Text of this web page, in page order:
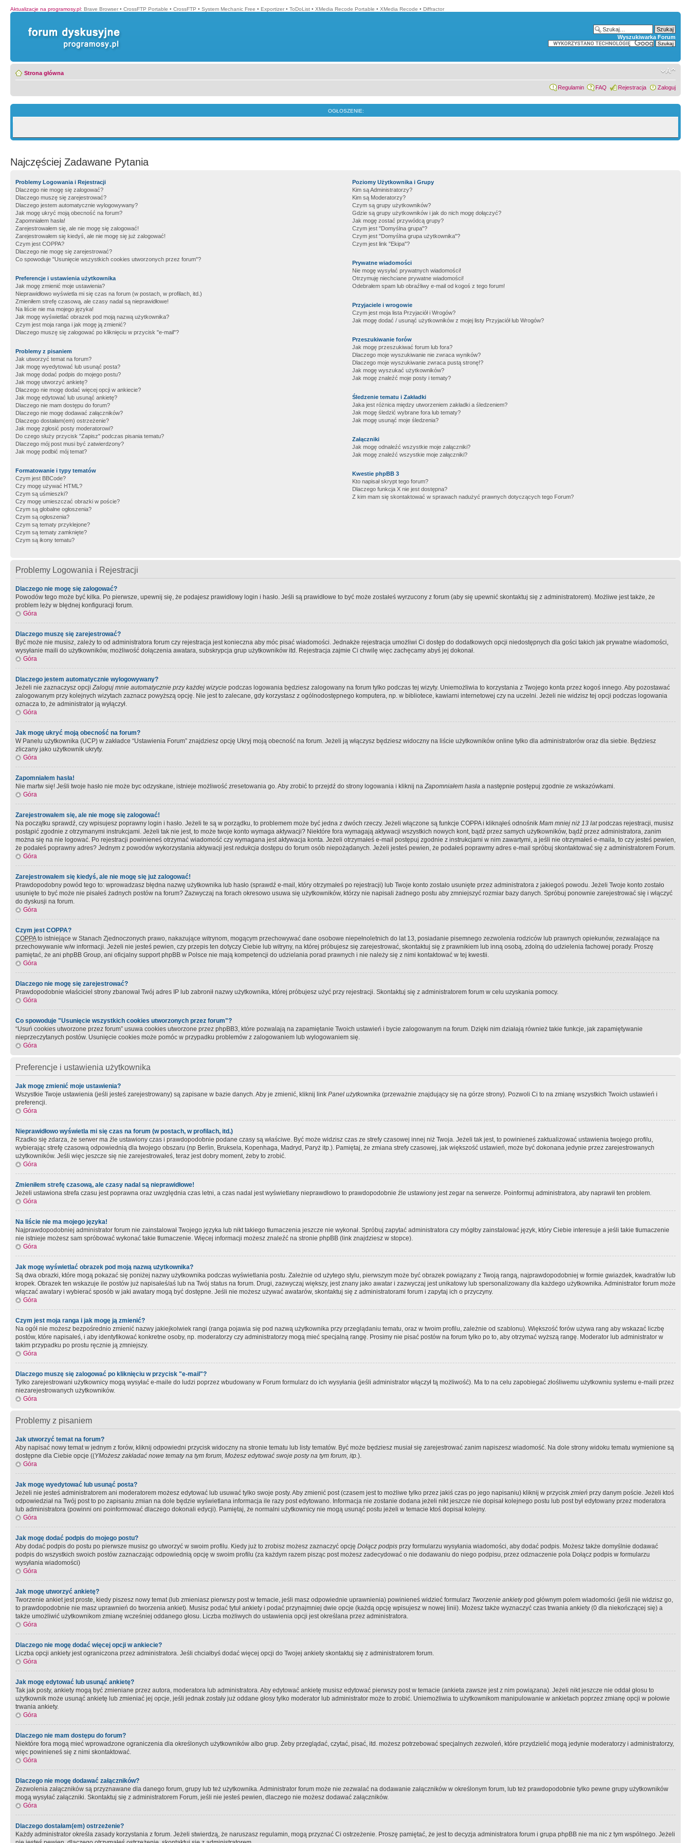
Aktualizacje na programosy.pl: Brave Browser • CrossFTP Portable • CrossFTP • System Mechanic Free • Exportizer • ToDoList • XMedia Recode Portable • XMedia Recode • Diffractor
Wyszukiwarka Forum
Strona główna
Regulamin FAQ Rejestracja Zaloguj
OGŁOSZENIE:
Najczęściej Zadawane Pytania
Problemy Logowania i Rejestracji
Dlaczego nie mogę się zalogować?
Dlaczego muszę się zarejestrować?
Dlaczego jestem automatycznie wylogowywany?
Jak mogę ukryć moją obecność na forum?
Zapomniałem hasła!
Zarejestrowałem się, ale nie mogę się zalogować!
Zarejestrowałem się kiedyś, ale nie mogę się już zalogować!
Czym jest COPPA?
Dlaczego nie mogę się zarejestrować?
Co spowoduje "Usunięcie wszystkich cookies utworzonych przez forum"?
Preferencje i ustawienia użytkownika
Jak mogę zmienić moje ustawienia?
Nieprawidłowo wyświetla mi się czas na forum (w postach, w profilach, itd.)
Zmieniłem strefę czasową, ale czasy nadal są nieprawidłowe!
Na liście nie ma mojego języka!
Jak mogę wyświetlać obrazek pod moją nazwą użytkownika?
Czym jest moja ranga i jak mogę ją zmienić?
Dlaczego muszę się zalogować po kliknięciu w przycisk "e-mail"?
Problemy z pisaniem
Jak utworzyć temat na forum?
Jak mogę wyedytować lub usunąć posta?
Jak mogę dodać podpis do mojego postu?
Jak mogę utworzyć ankietę?
Dlaczego nie mogę dodać więcej opcji w ankiecie?
Jak mogę edytować lub usunąć ankietę?
Dlaczego nie mam dostępu do forum?
Dlaczego nie mogę dodawać załączników?
Dlaczego dostałam(em) ostrzeżenie?
Jak mogę zgłosić posty moderatorowi?
Do czego służy przycisk "Zapisz" podczas pisania tematu?
Dlaczego mój post musi być zatwierdzony?
Jak mogę podbić mój temat?
Formatowanie i typy tematów
Czym jest BBCode?
Czy mogę używać HTML?
Czym są uśmieszki?
Czy mogę umieszczać obrazki w poście?
Czym są globalne ogłoszenia?
Czym są ogłoszenia?
Czym są tematy przyklejone?
Czym są tematy zamknięte?
Czym są ikony tematu?
Poziomy Użytkownika i Grupy
Kim są Administratorzy?
Kim są Moderatorzy?
Czym są grupy użytkowników?
Gdzie są grupy użytkowników i jak do nich mogę dołączyć?
Jak mogę zostać przywódcą grupy?
Czym jest "Domyślna grupa"?
Czym jest "Domyślna grupa użytkownika"?
Czym jest link "Ekipa"?
Prywatne wiadomości
Nie mogę wysyłać prywatnych wiadomości!
Otrzymuję niechciane prywatne wiadomości!
Odebrałem spam lub obraźliwy e-mail od kogoś z tego forum!
Przyjaciele i wrogowie
Czym jest moja lista Przyjaciół i Wrogów?
Jak mogę dodać / usunąć użytkowników z mojej listy Przyjaciół lub Wrogów?
Przeszukiwanie forów
Jak mogę przeszukiwać forum lub fora?
Dlaczego moje wyszukiwanie nie zwraca wyników?
Dlaczego moje wyszukiwanie zwraca pustą stronę!?
Jak mogę wyszukać użytkowników?
Jak mogę znaleźć moje posty i tematy?
Śledzenie tematu i Zakładki
Jaka jest różnica między utworzeniem zakładki a śledzeniem?
Jak mogę śledzić wybrane fora lub tematy?
Jak mogę usunąć moje śledzenia?
Załączniki
Jak mogę odnaleźć wszystkie moje załączniki?
Jak mogę znaleźć wszystkie moje załączniki?
Kwestie phpBB 3
Kto napisał skrypt tego forum?
Dlaczego funkcja X nie jest dostępna?
Z kim mam się skontaktować w sprawach nadużyć prawnych dotyczących tego Forum?
Problemy Logowania i Rejestracji
Dlaczego nie mogę się zalogować?
Powodów tego może być kilka. Po pierwsze, upewnij się, że podajesz prawidłowy login i hasło. Jeśli są prawidłowe to być może zostałeś wyrzucony z forum (aby się upewnić skontaktuj się z administratorem). Możliwe jest także, że
problem leży w błędnej konfiguracji forum.
Góra
Dlaczego muszę się zarejestrować?
Być może nie musisz, zależy to od administratora forum czy rejestracja jest konieczna aby móc pisać wiadomości. Jednakże rejestracja umożliwi Ci dostęp do dodatkowych opcji niedostępnych dla gości takich jak prywatne wiadomości,
wysyłanie maili do użytkowników, możliwość dołączenia awatara, subskrypcja grup użytkowników itd. Rejestracja zajmie Ci chwilę więc zachęcamy abyś jej dokonał.
Góra
Dlaczego jestem automatycznie wylogowywany?
Jeżeli nie zaznaczysz opcjiZaloguj mnie automatycznie przy każdej wizycie podczas logowania będziesz zalogowany na forum tylko podczas tej wizyty. Uniemożliwia to korzystania z Twojego konta przez kogoś innego. Aby pozostawać
zalogowanym przy kolejnych wizytach zaznacz powyższą opcję. Nie jest to zalecane, gdy korzystasz z ogólnodostępnego komputera, np. w bibliotece, kawiarni internetowej czy na uczelni. Jeżeli nie widzisz tej opcji podczas logowania
oznacza to, że administrator ją wyłączył.
Góra
Jak mogę ukryć moją obecność na forum?
W Panelu użytkownika (UCP) w zakładce “Ustawienia Forum” znajdziesz opcję Ukryj moją obecność na forum. Jeżeli ją włączysz będziesz widoczny na liście użytkowników online tylko dla administratorów oraz dla siebie. Będziesz
zliczany jako użytkownik ukryty.
Góra
Zapomniałem hasła!
Nie martw się! Jeśli twoje hasło nie może byc odzyskane, istnieje możliwość zresetowania go. Aby zrobić to przejdź do strony logowania i kliknij naZapomniałem hasła a następnie postępuj zgodnie ze wskazówkami.
Góra
Zarejestrowałem się, ale nie mogę się zalogować!
Na początku sprawdź, czy wpisujesz poprawny login i hasło. Jeżeli te są w porządku, to problemem może być jedna z dwóch rzeczy. Jeżeli włączone są funkcje COPPA i kliknąłeś odnośnik Mam mniej niż 13 latpodczas rejestracji, musisz
postąpić zgodnie z otrzymanymi instrukcjami. Jeżeli tak nie jest, to może twoje konto wymaga aktywacji? Niektóre fora wymagają aktywacji wszystkich nowych kont, bądź przez samych użytkowników, bądź przez administratora, zanim
można się na nie logować. Po rejestracji powinieneś otrzymać wiadomość czy wymagana jest aktywacja konta. Jeżeli otrzymałeś e-mail postępuj zgodnie z instrukcjami w nim zawartymi, a jeśli nie otrzymałeś e-maila, to czy jesteś pewien,
że podałeś poprawny adres? Jednym z powodów wykorzystania aktywacji jestredukcja dostępu do forum osób niepożądanych. Jeżeli jesteś pewien, że podałeś poprawmy adres e-mail spróbuj skontaktować się z administratorem Forum.
Góra
Zarejestrowałem się kiedyś, ale nie mogę się już zalogować!
Prawdopodobny powód tego to: wprowadzasz błędna nazwę użytkownika lub hasło (sprawdź e-mail, który otrzymałeś po rejestracji) lub Twoje konto zostało usunięte przez administratora z jakiegoś powodu. Jeżeli Twoje konto zostało
usunięte to być może nie pisałeś żadnych postów na forum? Zazwyczaj na forach okresowo usuwa się użytkowników, którzy nie napisali żadnego postu aby zmniejszyć rozmiar bazy danych. Spróbuj ponownie zarejestrować się i włączyć
do dyskusji na forum.
Góra
Czym jest COPPA?
COPPAto istniejące w Stanach Zjednoczonych prawo, nakazujące witrynom, mogącym przechowywać dane osobowe niepełnoletnich do lat 13, posiadanie pisemnego zezwolenia rodziców lub prawnych opiekunów, zezwalające na
przechowywanie w/w informacji. Jeżeli nie jesteś pewien, czy przepis ten dotyczy Ciebie lub witryny, na której próbujesz się zarejestrować, skontaktuj się z prawnikiem lub inną osobą, zdolną do udzielenia fachowej porady. Proszę
pamiętać, że ani phpBB Group, ani oficjalny support phpBB w Polsce nie mają kompetencji do udzielania porad prawnych i nie należy się z nimi kontaktować w tej kwestii.
Góra
Dlaczego nie mogę się zarejestrować?
Prawdopodobnie właściciel strony zbanował Twój adres IP lub zabronił nazwy użytkownika, której próbujesz użyć przy rejestracji. Skontaktuj się z administratorem forum w celu uzyskania pomocy.
Góra
Co spowoduje "Usunięcie wszystkich cookies utworzonych przez forum"?
“Usuń cookies utworzone przez forum” usuwa cookies utworzone przez phpBB3, które pozwalają na zapamiętanie Twoich ustawień i bycie zalogowanym na forum. Dzięki nim działają również takie funkcje, jak zapamiętywanie
nieprzeczytanych postów. Usunięcie cookies może pomóc w przypadku problemów z zalogowaniem lub wylogowaniem się.
Góra
Preferencje i ustawienia użytkownika
Jak mogę zmienić moje ustawienia?
Wszystkie Twoje ustawienia (jeśli jesteś zarejestrowany) są zapisane w bazie danych. Aby je zmienić, kliknij link Panel użytkownika (przeważnie znajdujący się na górze strony). Pozwoli Ci to na zmianę wszystkich Twoich ustawień i
preferencji.
Góra
Nieprawidłowo wyświetla mi się czas na forum (w postach, w profilach, itd.)
Rzadko się zdarza, że serwer ma źle ustawiony czas i prawdopodobnie podane czasy są właściwe. Być może widzisz czas ze strefy czasowej innej niż Twoja. Jeżeli tak jest, to powinieneś zaktualizować ustawienia twojego profilu,
wybierając strefę czasową odpowiednią dla twojego obszaru (np Berlin, Bruksela, Kopenhaga, Madryd, Paryż itp.). Pamiętaj, że zmiana strefy czasowej, jak większość ustawień, może być dokonana jedynie przez zarejestrowanych
użytkowników. Jeśli więc jeszcze się nie zarejestrowałeś, teraz jest dobry moment, żeby to zrobić.
Góra
Zmieniłem strefę czasową, ale czasy nadal są nieprawidłowe!
Jeżeli ustawiona strefa czasu jest poprawna oraz uwzględnia czas letni, a czas nadal jest wyświetlany nieprawdłowo to prawdopodobnie źle ustawiony jest zegar na serwerze. Poinformuj administratora, aby naprawił ten problem.
Góra
Na liście nie ma mojego języka!
Najprawdopodobniej administrator forum nie zainstalował Twojego języka lub nikt takiego tłumaczenia jeszcze nie wykonał. Spróbuj zapytać administratora czy mógłby zainstalować język, który Ciebie interesuje a jeśli takie tłumaczenie
nie istnieje możesz sam spróbować wykonać takie tłumaczenie. Więcej informacji możesz znaleźć na stronie phpBB (link znajdziesz w stopce).
Góra
Jak mogę wyświetlać obrazek pod moją nazwą użytkownika?
Są dwa obrazki, które mogą pokazać się poniżej nazwy użytkownika podczas wyświetlania postu. Zależnie od użytego stylu, pierwszym może być obrazek powiązany z Twoją rangą, najprawdopodobniej w formie gwiazdek, kwadratów lub
kropek. Obrazek ten wskazuje ile postów już napisałeś/aś lub na Twój status na forum. Drugi, zazwyczaj większy, jest znany jako awatar i zazwyczaj jest unikatowy lub spersonalizowany dla każdego użytkownika. Administrator forum może
włączać awatary i wybierać sposób w jaki awatary mogą być dostępne. Jeśli nie możesz używać awatarów, skontaktuj się z administratorami forum i zapytaj ich o przyczyny.
Góra
Czym jest moja ranga i jak mogę ją zmienić?
Na ogół nie możesz bezpośrednio zmienić nazwy jakiejkolwiek rangi (ranga pojawia się pod nazwą użytkownika przy przeglądaniu tematu, oraz w twoim profilu, zależnie od szablonu). Większość forów używa rang aby wskazać liczbę
postów, które napisałeś, i aby identyfikować konkretne osoby, np. moderatorzy czy administratorzy mogą mieć specjalną rangę. Prosimy nie pisać postów na forum tylko po to, aby otrzymać wyższą rangę. Moderator lub administrator w
takim przypadku po prostu ręcznie ją zmniejszy.
Góra
Dlaczego muszę się zalogować po kliknięciu w przycisk "e-mail"?
Tylko zarejestrowani użytkownicy mogą wysyłać e-maile do ludzi poprzez wbudowany w Forum formularz do ich wysyłania (jeśli administrator włączył tą możliwość). Ma to na celu zapobiegać złośliwemu użytkowniu systemu e-maili przez
niezarejestrowanych użytkowników.
Góra
Problemy z pisaniem
Jak utworzyć temat na forum?
Aby napisać nowy temat w jednym z forów, kliknij odpowiedni przycisk widoczny na stronie tematu lub listy tematów. Być może będziesz musiał się zarejestrować zanim napiszesz wiadomość. Na dole strony widoku tematu wymienione są
dostępne dla Ciebie opcje ((YMożesz zakładać nowe tematy na tym forum, Możesz edytować swoje posty na tym forum, itp.).
Góra
Jak mogę wyedytować lub usunąć posta?
Jeżeli nie jesteś administratorem ani moderatorem możesz edytować lub usuwać tylko swoje posty. Aby zmienić post (czasem jest to możliwe tylko przez jakiś czas po jego napisaniu) kliknij w przycisk zmień przy danym poście. Jeżeli ktoś
odpowiedział na Twój post to po zapisaniu zmian na dole będzie wyświetlana informacja ile razy post edytowano. Informacja nie zostanie dodana jeżeli nikt jeszcze nie dopisał kolejnego postu lub post był edytowany przez moderatora
lub administratora (powinni oni poinformować dlaczego dokonali edycji). Pamiętaj, że normalni użytkownicy nie mogą usunąć postu jeżeli w temacie ktoś dopisał kolejny.
Góra
Jak mogę dodać podpis do mojego postu?
Aby dodać podpis do postu po pierwsze musisz go utworzyć w swoim profilu. Kiedy już to zrobisz możesz zaznaczyć opcję Dołącz podpis przy formularzu wysyłania wiadomości, aby dodać podpis. Możesz także domyślnie dodawać
podpis do wszystkich swoich postów zaznaczając odpowiednią opcję w swoim profilu (za każdym razem pisząc post możesz zadecydować o nie dodawaniu do niego podpisu, przez odznaczenie pola Dołącz podpis w formularzu
wysyłania wiadomości)
Góra
Jak mogę utworzyć ankietę?
Tworzenie ankiet jest proste, kiedy piszesz nowy temat (lub zmieniasz pierwszy post w temacie, jeśli masz odpowiednie uprawnienia) powinieneś widzieć formularz Tworzenie ankietypod głównym polem wiadomości (jeśli nie widzisz go,
to prawdopodobnie nie masz uprawnień do tworzenia ankiet). Musisz podać tytuł ankiety i podać przynajmniej dwie opcje (każdą opcję wpisujesz w nowej linii). Możesz także wyznaczyć czas trwania ankiety (0 dla niekończącej się) a
także umożliwić użytkownikom zmianę wcześniej oddanego głosu. Liczba możliwych do ustawienia opcji jest określana przez administratora.
Góra
Dlaczego nie mogę dodać więcej opcji w ankiecie?
Liczba opcji ankiety jest ograniczona przez administratora. Jeśli chciałbyś dodać więcej opcji do Twojej ankiety skontaktuj się z administratorem forum.
Góra
Jak mogę edytować lub usunąć ankietę?
Tak jak posty, ankiety mogą być zmieniane przez autora, moderatora lub administratora. Aby edytować ankietę musisz edytować pierwszy post w temacie (ankieta zawsze jest z nim powiązana). Jeżeli nikt jeszcze nie oddał głosu to
użytkownik może usunąć ankietę lub zmieniać jej opcje, jeśli jednak zostały już oddane głosy tylko moderator lub administrator może to zrobić. Uniemożliwia to użytkownikom manipulowanie w ankietach poprzez zmianę opcji w połowie
trwania ankiety.
Góra
Dlaczego nie mam dostępu do forum?
Niektóre fora mogą mieć wprowadzone ograniczenia dla określonych użytkowników albo grup. Żeby przeglądać, czytać, pisać, itd. możesz potrzebować specjalnych zezwoleń, które przydzielić mogą jedynie moderatorzy i administratorzy,
więc powinieneś się z nimi skontaktować.
Góra
Dlaczego nie mogę dodawać załączników?
Zezwolenia załączników są przyznawane dla danego forum, grupy lub też użytkownika. Administrator forum może nie zezwalać na dodawanie załączników w określonym forum, lub też prawdopodobnie tylko pewne grupy użytkowników
mogą wysyłać załączniki. Skontaktuj się z administratorem Forum, jeśli nie jesteś pewien, dlaczego nie możesz dodawać załączników.
Góra
Dlaczego dostałam(em) ostrzeżenie?
Każdy administrator określa zasady korzystania z forum. Jeżeli stwierdzą, że naruszasz regulamin, mogą przyznać Ci ostrzeżenie. Proszę pamiętać, że jest to decyzja administratora forum i grupa phpBB nie ma nic z tym wspólnego. Jeżeli